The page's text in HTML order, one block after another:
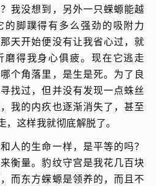
我没想到，另外一只蝾螈能越
脚蹼得有多么强劲的吸附力
天开始便没有让我省心过，就
磨得我身心俱疲。现在它逃走
个角落里，是生是死。为了良
找过，但并没有发现一点蛛丝
我的内疚也逐渐消失了，甚至
这样我就彻底解脱了。
人的生命一样，是平等的吗？
衡量。豹纹守宫是我花几百块
而东方蝾螈是领养的，而且不